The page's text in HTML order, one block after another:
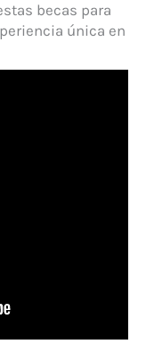
becas para
única en